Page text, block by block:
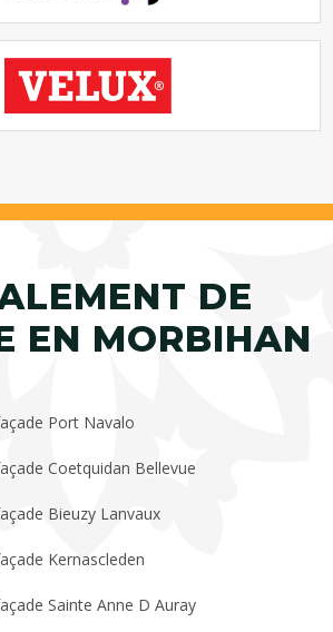
DE
EN MORBIHAN
Port Navalo
Coetquidan Bellevue
Bieuzy Lanvaux
Kernascleden
Sainte Anne D Auray